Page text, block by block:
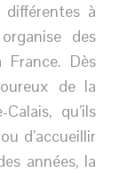
à
des
Dès
de la
qu’ils
d’accueillir
années, la